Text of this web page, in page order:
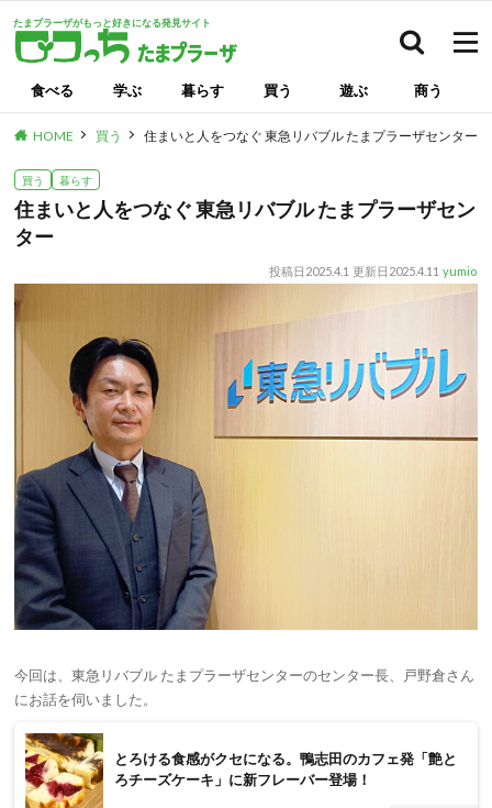
たまプラーザがもっと好きになる発見サイト
食べる 学ぶ 暮らす 買う 遊ぶ 商う
HOME 買う 住まいと人をつなぐ 東急リバブル たまプラーザセンター
買う 暮らす
住まいと人をつなぐ 東急リバブル たまプラーザセン
ター
投稿日 2025.4.1 更新日 2025.4.11 yumio
今回は、東急リバブル たまプラーザセンターのセンター長、戸野倉さん
にお話を伺いました。
とろける食感がクセになる。鴨志田のカフェ発「艶と
ろチーズケーキ」に新フレーバー登場！